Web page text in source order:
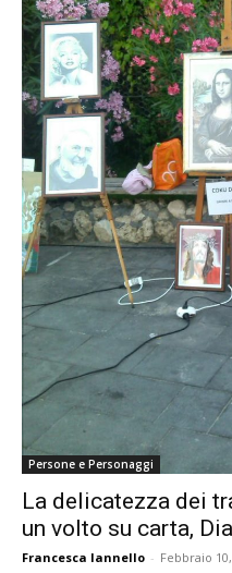
Persone e Personaggi
La delicatezza dei
un volto su carta,
Francesca Iannello - Febbraio